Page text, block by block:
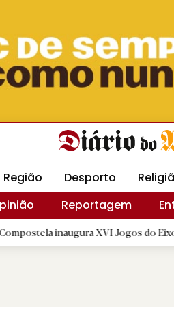
Minha Gráfica DM
Região Desporto
Reportagem
XVI Jogos do Eixo Atlântico